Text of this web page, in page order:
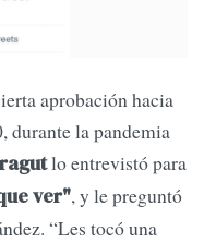
aprobación hacia
durante la pandemia
lo entrevistó para
ver", y le preguntó
“Les tocó una